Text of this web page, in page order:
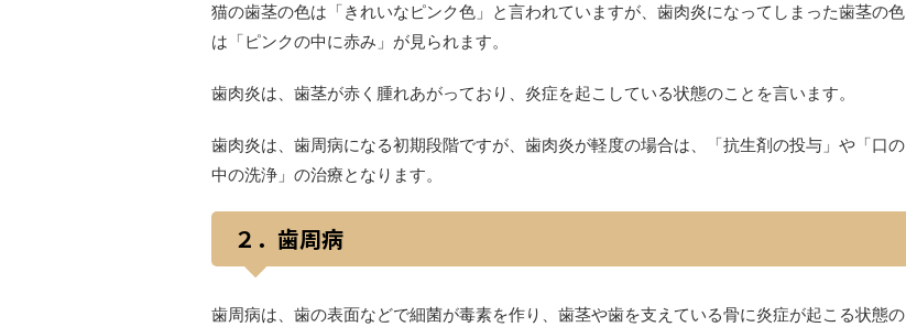
猫の歯茎の色は「きれいなピンク色」と言われていますが、歯肉炎になってしまった歯茎の色
は「ピンクの中に赤み」が見られます。
歯肉炎は、歯茎が赤く腫れあがっており、炎症を起こしている状態のことを言います。
歯肉炎は、歯周病になる初期段階ですが、歯肉炎が軽度の場合は、「抗生剤の投与」や「口の
中の洗浄」の治療となります。
２．歯周病
歯周病は、歯の表面などで細菌が毒素を作り、歯茎や歯を支えている骨に炎症が起こる状態の